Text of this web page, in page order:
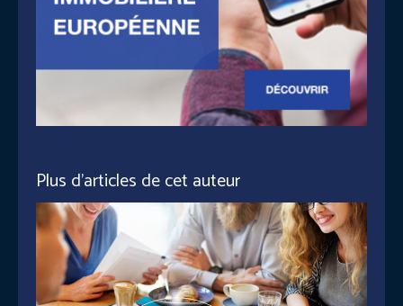
Plus d'articles de cet auteur